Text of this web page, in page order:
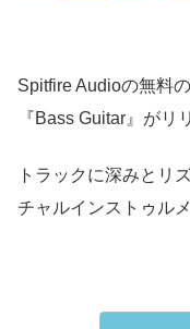
Spitfire Audioの無料
『Bass Guitar』がリ
トラックに深みとリ
チャルインストゥル